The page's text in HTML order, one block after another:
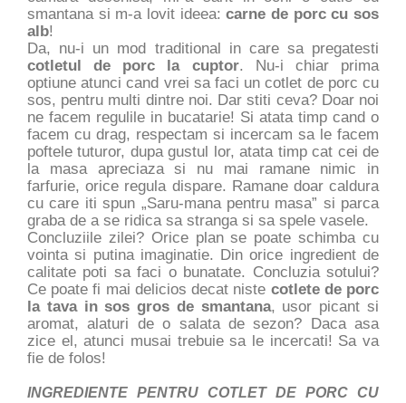
smantana si m-a lovit ideea:carne de porc cu sos
alb!
Da, nu-i un mod traditional in care sa pregatesti
cotletul de porc la cuptor. Nu-i chiar prima
optiune atunci cand vrei sa faci un cotlet de porc cu
sos, pentru multi dintre noi. Dar stiti ceva? Doar noi
ne facem regulile in bucatarie! Si atata timp cand o
facem cu drag, respectam si incercam sa le facem
poftele tuturor, dupa gustul lor, atata timp cat cei de
la masa apreciaza si nu mai ramane nimic in
farfurie, orice regula dispare. Ramane doar caldura
cu care iti spun „Saru-mana pentru masa” si parca
graba de a se ridica sa stranga si sa spele vasele.
Concluziile zilei? Orice plan se poate schimba cu
vointa si putina imaginatie. Din orice ingredient de
calitate poti sa faci o bunatate. Concluzia sotului?
Ce poate fi mai delicios decat niste cotlete de porc
la tava in sos gros de smantana, usor picant si
aromat, alaturi de o salata de sezon? Daca asa
zice el, atunci musai trebuie sa le incercati! Sa va
fie de folos!
INGREDIENTE PENTRU COTLET DE PORC CU